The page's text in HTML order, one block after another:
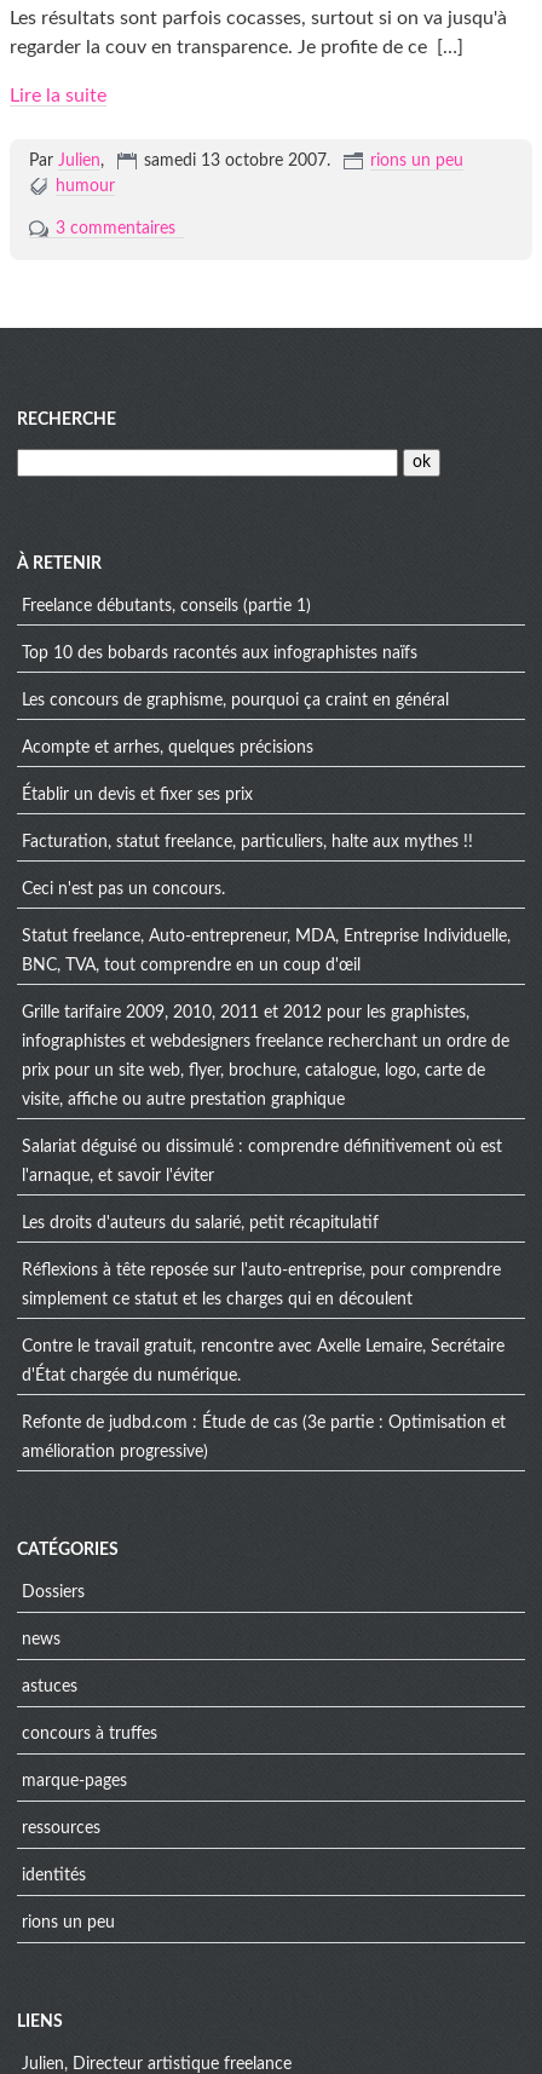
Les résultats sont parfois cocasses, surtout si on va jusqu'à
regarder la couv en transparence. Je profite de ce
[…]
Lire la suite
Par Julien, samedi 13 octobre 2007.
rions un peu
humour
3 commentaires
RECHERCHE
À RETENIR
Freelance débutants, conseils (partie 1)
Top 10 des bobards racontés aux infographistes naïfs
Les concours de graphisme, pourquoi ça craint en général
Acompte et arrhes, quelques précisions
Établir un devis et fixer ses prix
Facturation, statut freelance, particuliers, halte aux mythes !!
Ceci n'est pas un concours.
Statut freelance, Auto-entrepreneur, MDA, Entreprise Individuelle,
BNC, TVA, tout comprendre en un coup d'œil
Grille tarifaire 2009, 2010, 2011 et 2012 pour les graphistes,
infographistes et webdesigners freelance recherchant un ordre de
prix pour un site web, flyer, brochure, catalogue, logo, carte de
visite, affiche ou autre prestation graphique
Salariat déguisé ou dissimulé : comprendre définitivement où est
l'arnaque, et savoir l'éviter
Les droits d'auteurs du salarié, petit récapitulatif
Réflexions à tête reposée sur l'auto-entreprise, pour comprendre
simplement ce statut et les charges qui en découlent
Contre le travail gratuit, rencontre avec Axelle Lemaire, Secrétaire
d'État chargée du numérique.
Refonte de judbd.com : Étude de cas (3e partie : Optimisation et
amélioration progressive)
CATÉGORIES
Dossiers
news
astuces
concours à truffes
marque-pages
ressources
identités
rions un peu
LIENS
Julien, Directeur artistique freelance